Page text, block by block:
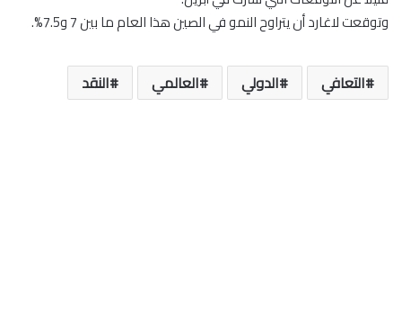
وتوقعت لاغارد أن يتراوح النمو في الصين هذا العام ما بين 7 و7.5%.
التعافي الدولي العالمي النقد